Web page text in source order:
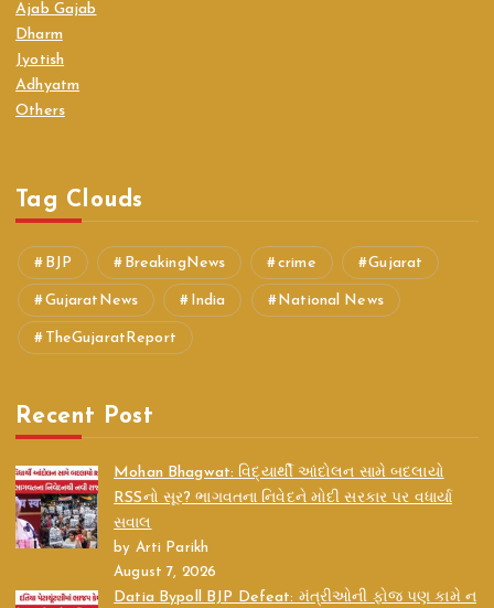
Ajab Gajab
Dharm
Jyotish
Adhyatm
Others
Tag Clouds
BJP BreakingNews crime Gujarat
GujaratNews India National News
TheGujaratReport
Recent Post
Mohan Bhagwat: વિદ્યાર્થી આંદોલન સામે બદલાયો
RSSનો સૂર? ભાગવતના નિવેદને મોદી સરકાર પર વધાર્યા
સવાલ
by Arti Parikh
August 7, 2026
Datia Bypoll BJP Defeat: મંત્રીઓની ફોજ પણ કામે ન